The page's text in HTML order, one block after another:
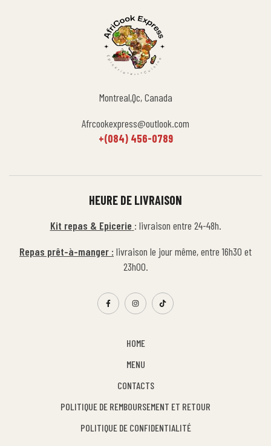
Montreal,Qc, Canada
Afrcookexpress@outlook.com
+(084) 456-0789
HOME
MENU
CONTACTS
POLITIQUE DE REMBOURSEMENT ET RETOUR
POLITIQUE DE CONFIDENTIALITÉ
HEURE DE LIVRAISON
Kit repas & Epicerie : livraison entre 24-48h.
Repas prêt-à-manger : livraison le jour même, entre 16h30 et
23h00.